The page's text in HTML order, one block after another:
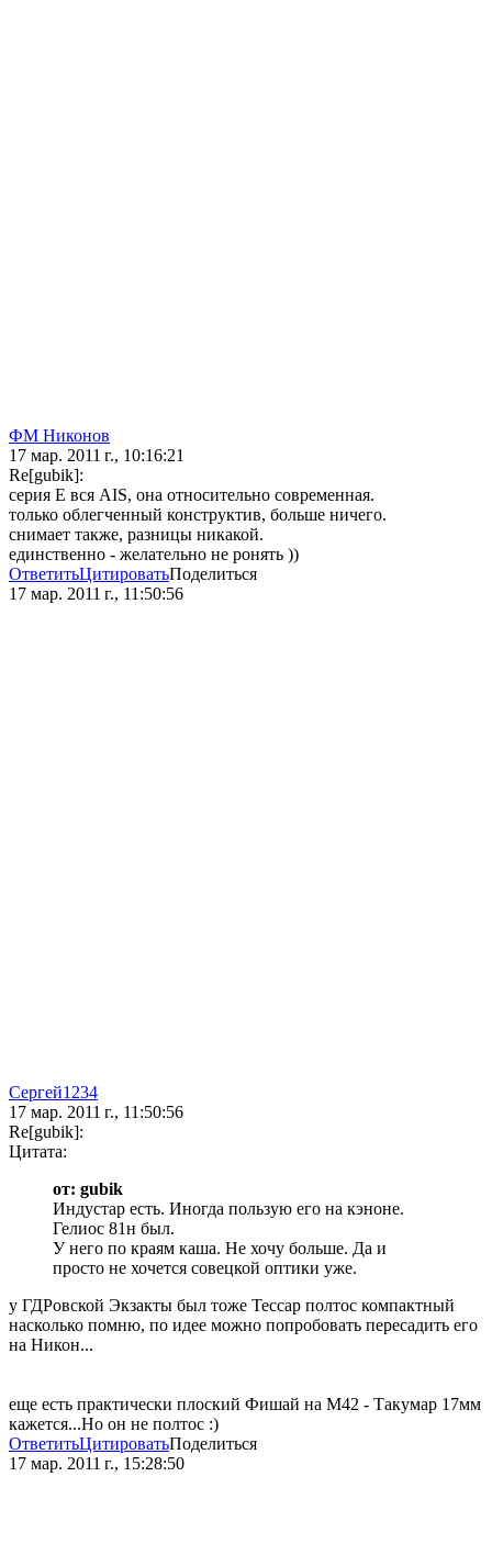
ФМ Никонов
17 мар. 2011 г., 10:16:21
Re[gubik]:
серия E вся AIS, она относительно современная.
только облегченный конструктив, больше ничего.
снимает также, разницы никакой.
единственно - желательно не ронять ))
ОтветитьЦитироватьПоделиться
17 мар. 2011 г., 11:50:56
Сергей1234
17 мар. 2011 г., 11:50:56
Re[gubik]:
Цитата:
от: gubik
Индустар есть. Иногда пользую его на кэноне.
Гелиос 81н был.
У него по краям каша. Не хочу больше. Да и
просто не хочется совецкой оптики уже.
у ГДРовской Экзакты был тоже Тессар полтос компактный
насколько помню, по идее можно попробовать пересадить его
на Никон...
еще есть практически плоский Фишай на М42 - Такумар 17мм
кажется...Но он не полтос :)
ОтветитьЦитироватьПоделиться
17 мар. 2011 г., 15:28:50